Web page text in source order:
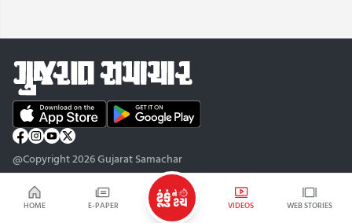
HOME E-PAPER VIDEOS WEB STORIES
@Copyright 2026 Gujarat Samachar